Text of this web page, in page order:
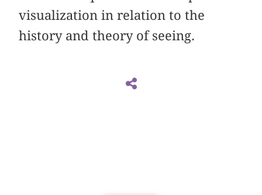
visualization in relation to the
history and theory of seeing.